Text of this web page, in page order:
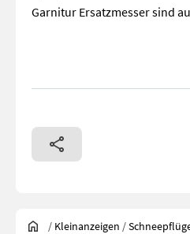
Garnitur Ersatzmesser sind
/ Kleinanzeigen /